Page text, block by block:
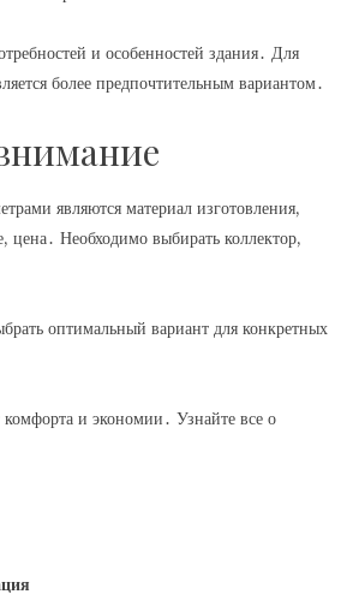
и особенностей здания․ Для
более предпочтительным вариантом․
являются материал изготовления,
Необходимо выбирать коллектор,
оптимальный вариант для конкретных
и экономии․ Узнайте все о